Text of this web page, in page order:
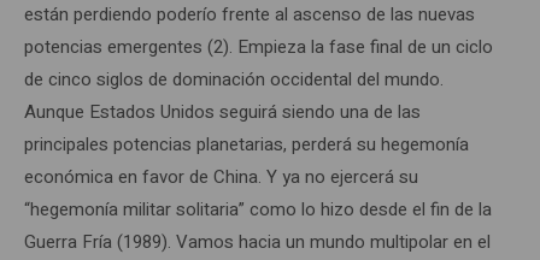
están perdiendo poderío frente al ascenso de las nuevas
potencias emergentes (2). Empieza la fase final de un ciclo
de cinco siglos de dominación occidental del mundo.
Aunque Estados Unidos seguirá siendo una de las
principales potencias planetarias, perderá su hegemonía
económica en favor de China. Y ya no ejercerá su
“hegemonía militar solitaria” como lo hizo desde el fin de la
Guerra Fría (1989). Vamos hacia un mundo multipolar en el